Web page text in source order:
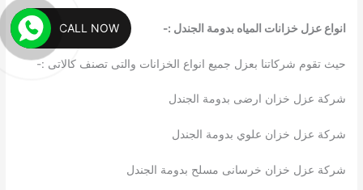
انواع عزل خزانات المياه بدومة الجندل :-
حيث تقوم شركاتنا بعزل جميع انواع الخزانات والتى تصنف كالاتى :-
شركة عزل خزان ارضى بدومة الجندل
شركة عزل خزان علوي بدومة الجندل
شركة عزل خزان خرسانى مسلح بدومة الجندل
CALL NOW